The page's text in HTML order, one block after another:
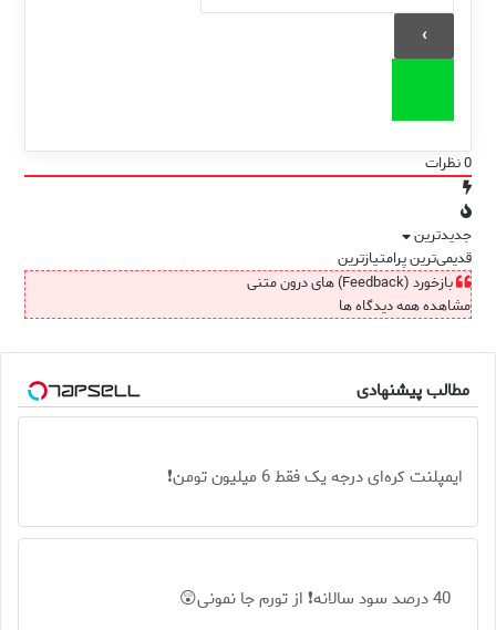
0نظرات
جدیدترین
قدیمی‌ترینپرامتیازترین
بازخورد (Feedback) های درون متنی
مشاهده همه دیدگاه ها
مطالب پیشنهادی
ایمپلنت کره‌ای درجه یک فقط 6 میلیون تومن❗
40 درصد سود سالانه❗ از تورم جا نمونی😲